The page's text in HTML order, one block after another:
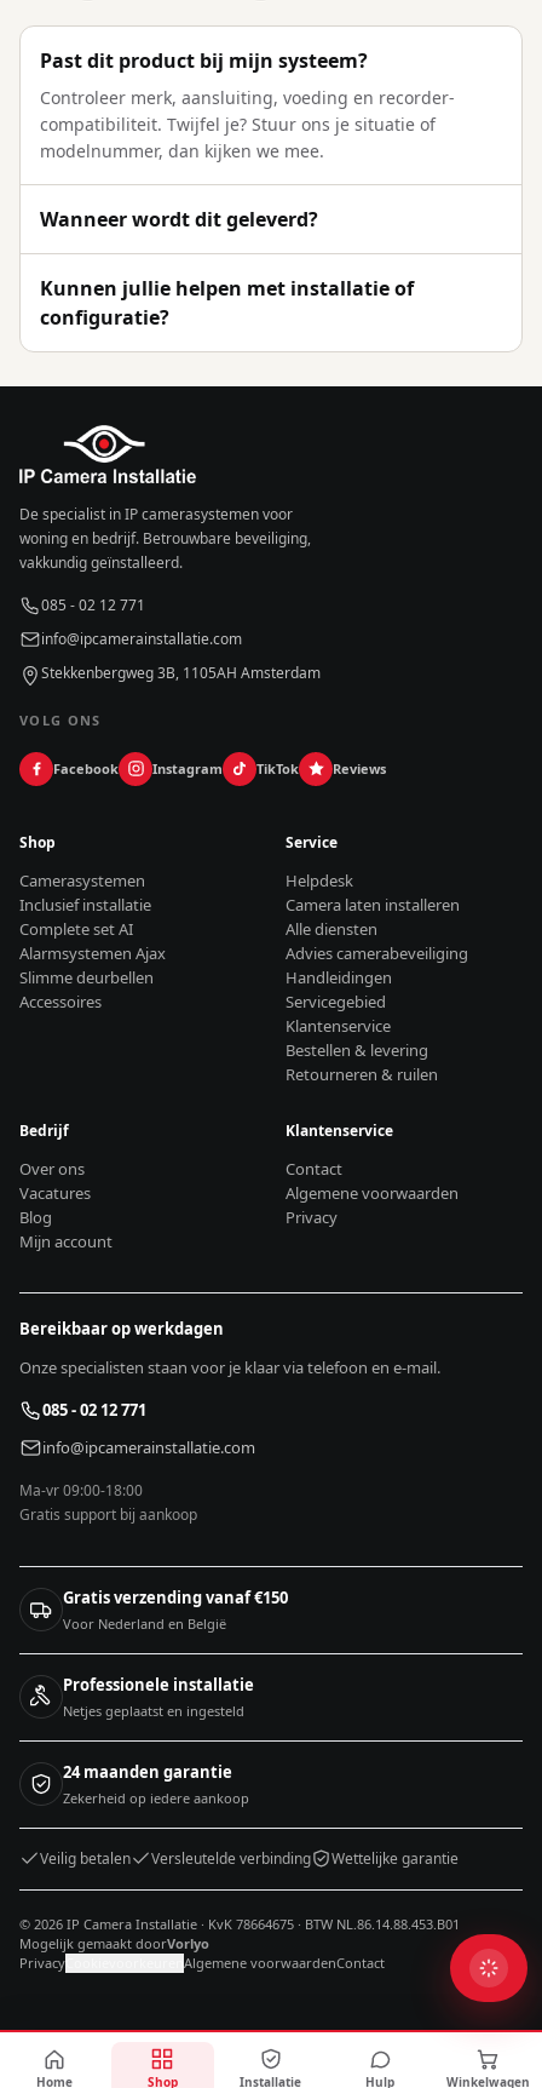
Past dit product bij mijn systeem?
Controleer merk, aansluiting, voeding en recorder-
compatibiliteit. Twijfel je? Stuur ons je situatie of
modelnummer, dan kijken we mee.
Wanneer wordt dit geleverd?
Kunnen jullie helpen met installatie of
configuratie?
De specialist in IP camerasystemen voor
woning en bedrijf. Betrouwbare beveiliging,
vakkundig geïnstalleerd.
085 - 02 12 771
info@ipcamerainstallatie.com
Stekkenbergweg 3B, 1105AH Amsterdam
VOLG ONS
Facebook Instagram TikTok Reviews
Shop
Camerasystemen
Inclusief installatie
Complete set AI
Alarmsystemen Ajax
Slimme deurbellen
Accessoires
Service
Helpdesk
Camera laten installeren
Alle diensten
Advies camerabeveiliging
Handleidingen
Servicegebied
Klantenservice
Bestellen & levering
Retourneren & ruilen
Bedrijf
Over ons
Vacatures
Blog
Mijn account
Klantenservice
Contact
Algemene voorwaarden
Privacy
Bereikbaar op werkdagen
Onze specialisten staan voor je klaar via telefoon en e-mail.
085 - 02 12 771
info@ipcamerainstallatie.com
Ma-vr 09:00-18:00
Gratis support bij aankoop
Gratis verzending vanaf €150
Voor Nederland en België
Professionele installatie
Netjes geplaatst en ingesteld
24 maanden garantie
Zekerheid op iedere aankoop
Veilig betalen Versleutelde verbinding Wettelijke garantie
© 2026 IP Camera Installatie · KvK 78664675 · BTW NL.86.14.88.453.B01
Mogelijk gemaakt doorVorlyo
Privacy
Algemene voorwaardenContact
Home Shop Installatie Hulp Winkelwagen